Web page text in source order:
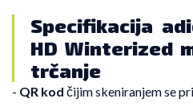
Specifikacija
HD Winterized
trčanje
- QR kod čijim skeniranjem se